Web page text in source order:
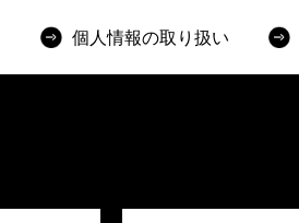
個人情報の取り扱い